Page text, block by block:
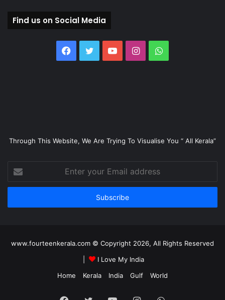
Find us on Social Media
Facebook
TwitterYouTubeInstagramWhatsApp
Through This Website, We Are Trying To Visualise You “ All Kerala”
your
Email
www.fourteenkerala.com © Copyright 2026, All Rights Reserved
I Love My India
Home
Kerala India Gulf World